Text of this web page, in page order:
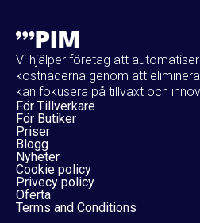
Vi hjälper företag att
kostnaderna genom att
kan fokusera på tillväxt och
För Tillverkare
För Butiker
Priser
Blogg
Nyheter
Cookie policy
Privecy policy
Oferta
Terms and Conditions